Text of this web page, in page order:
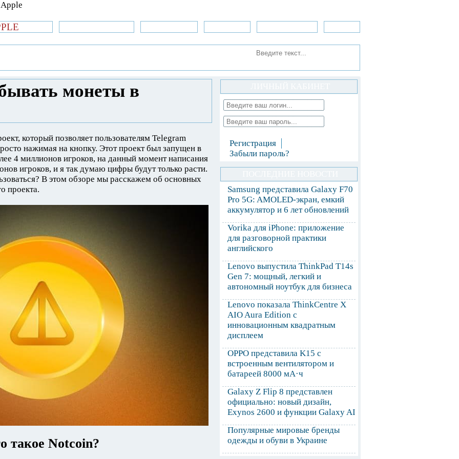
монеты в
который позволяет пользователям Telegram
нажимая на кнопку. Этот проект был запущен в
4 миллионов игроков, на данный момент написания
игроков, и я так думаю цифры будут только расти.
В этом обзоре мы расскажем об основных
проекта.
такое Notcoin?
Регистрация
Забыли пароль?
Samsung представила Galaxy F70
Pro 5G: AMOLED-экран, емкий
аккумулятор и 6 лет обновлений
Vorika для iPhone: приложение
для разговорной практики
английского
Lenovo выпустила ThinkPad T14s
Gen 7: мощный, легкий и
автономный ноутбук для бизнеса
Lenovo показала ThinkCentre X
AIO Aura Edition с
инновационным квадратным
дисплеем
OPPO представила K15 с
встроенным вентилятором и
батареей 8000 мА·ч
Galaxy Z Flip 8 представлен
официально: новый дизайн,
Exynos 2600 и функции Galaxy AI
Популярные мировые бренды
одежды и обуви в Украине